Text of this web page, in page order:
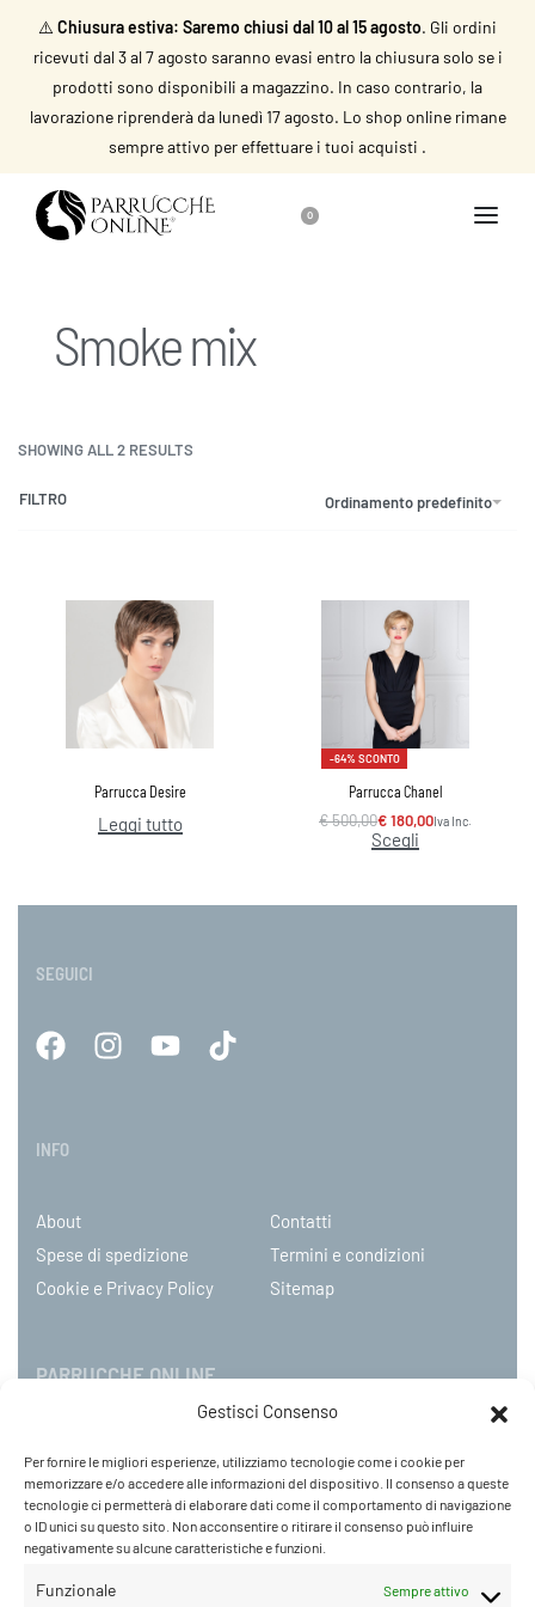
Gestisci Consenso
Per fornire le migliori esperienze, utilizziamo tecnologie come i cookie per
memorizzare e/o accedere alle informazioni del dispositivo. Il consenso a queste
tecnologie ci permetterà di elaborare dati come il comportamento di navigazione
o ID unici su questo sito. Non acconsentire o ritirare il consenso può influire
negativamente su alcune caratteristiche e funzioni.
Funzionale Sempre attivo
⚠️ Chiusura estiva: Saremo chiusi dal 10 al 15 agosto. Gli ordini
ricevuti dal 3 al 7 agosto saranno evasi entro la chiusura solo se i
prodotti sono disponibili a magazzino. In caso contrario, la
lavorazione riprenderà da lunedì 17 agosto. Lo shop online rimane
sempre attivo per effettuare i tuoi acquisti .
0
Smoke mix
SHOWING ALL 2 RESULTS
Ordinamento predefinito
FILTRO
Parrucca Desire
Leggi tutto
-64% SCONTO
Parrucca Chanel
€500,00€180,00Iva Inc.
Scegli
SEGUICI
INFO
About
Contatti
Spese di spedizione
Termini e condizioni
Cookie e Privacy Policy
Sitemap
PARRUCCHE ONLINE
C.so Mazzini 31, NOVARA – Italy
Tel: +39 0321 659378 / 393229
WhatsApp: +39 342 9218104
info@parruccheonline.com
PEC –farcaphair@legalmail.it